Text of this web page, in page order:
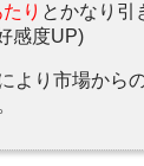
り とかなり引
感度UP)
より市場から